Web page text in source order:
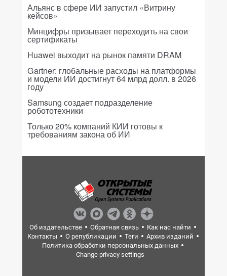
Альянс в сфере ИИ запустил «Витрину
кейсов»
Минцифры призывает переходить на свои
сертификаты
Huawei выходит на рынок памяти DRAM
Gartner: глобальные расходы на платформы
и модели ИИ достигнут 64 млрд долл. в 2026
году
Samsung создает подразделение
робототехники
Только 20% компаний КИИ готовы к
требованиям закона об ИИ
Об издательстве Обратная связь
Как нас найти
Контакты
О републикации Теги
Архив изданий
Политика обработки персональных данных
Change privacy settings